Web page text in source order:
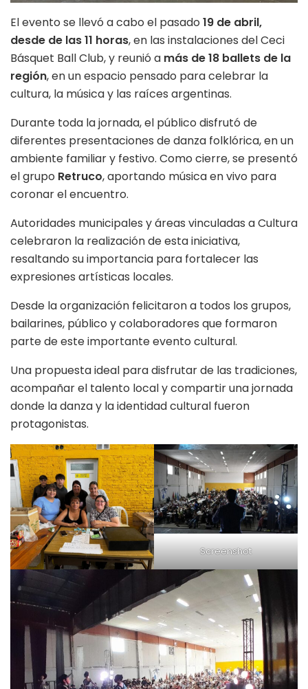
El evento se llevó a cabo el pasado 19 de abril,
desde de las 11 horas, en las instalaciones del Ceci
Básquet Ball Club, y reunió a más de 18 ballets de la
región, en un espacio pensado para celebrar la
cultura, la música y las raíces argentinas.
Durante toda la jornada, el público disfrutó de
diferentes presentaciones de danza folklórica, en un
ambiente familiar y festivo. Como cierre, se presentó
el grupo Retruco, aportando música en vivo para
coronar el encuentro.
Autoridades municipales y áreas vinculadas a Cultura
celebraron la realización de esta iniciativa,
resaltando su importancia para fortalecer las
expresiones artísticas locales.
Desde la organización felicitaron a todos los grupos,
bailarines, público y colaboradores que formaron
parte de este importante evento cultural.
Una propuesta ideal para disfrutar de las tradiciones,
acompañar el talento local y compartir una jornada
donde la danza y la identidad cultural fueron
protagonistas.
Screenshot